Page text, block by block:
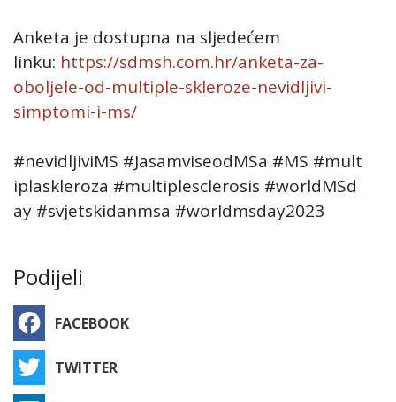
Anketa je dostupna na sljedećem
linku: https://sdmsh.com.hr/anketa-za-
oboljele-od-multiple-skleroze-nevidljivi-
simptomi-i-ms/
#nevidljiviMS #JasamviseodMSa #MS #mult
iplaskleroza #multiplesclerosis #worldMSd
ay #svjetskidanmsa #worldmsday2023
Podijeli
FACEBOOK
TWITTER